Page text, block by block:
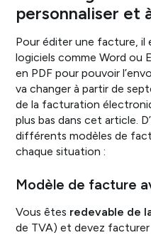
personnaliser et
Pour éditer une facture, il
logiciels comme Word ou
en PDF pour pouvoir
va changer à partir de
de la facturation
plus bas dans cet article.
différents modèles de
chaque situation :
Modèle de facture
Vous êtes redevable de
de TVA) et devez